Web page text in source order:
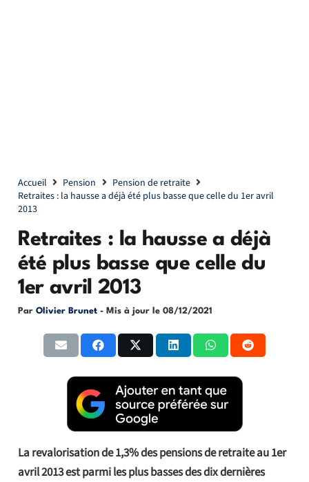
Accueil Pension
Pension de retraite
Retraites : la hausse a déjà été plus basse que celle du 1er avril
2013
Retraites : la hausse a déjà
été plus basse que celle du
1er avril 2013
Par Olivier Brunet - Mis à jour le 08/12/2021
La revalorisation de 1,3% des pensions de retraite au 1er
avril 2013 est parmi les plus basses des dix dernières